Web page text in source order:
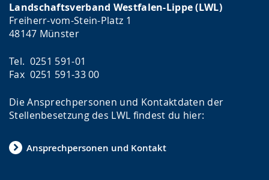
Landschaftsverband Westfalen-Lippe (LWL)
Freiherr-vom-Stein-Platz 1
48147 Münster
Tel. 0251 591-01
Fax 0251 591-33 00
Die Ansprechpersonen und Kontaktdaten der
Stellenbesetzung des LWL findest du hier:
Ansprechpersonen und Kontakt